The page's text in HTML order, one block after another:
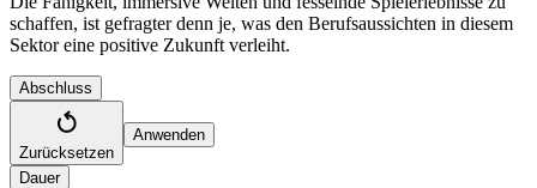
schaffen, ist gefragter denn je, was den Berufsaussichten in diesem
Sektor eine positive Zukunft verleiht.
Abschluss
Zurücksetzen
Anwenden
Dauer